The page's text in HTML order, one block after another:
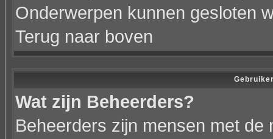
Onderwerpen kunnen gesloten
Terug naar boven
Wat zijn Beheerders?
Beheerders zijn mensen met